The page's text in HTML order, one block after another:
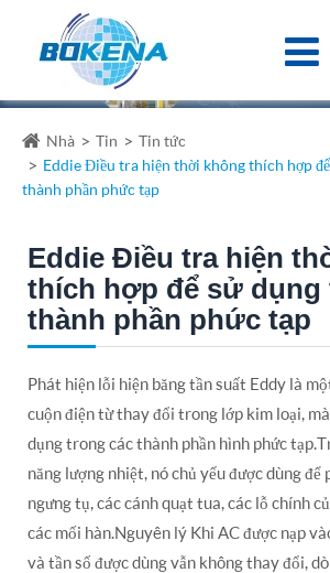
Nhà Tin
Tin tức
Eddie Điều tra hiện thời không thích hợp
thành phần phức tạp
Eddie Điều tra hiện
thích hợp để sử dụng
thành phần phức tạp
Phát hiện lỗi hiện băng tần suất Eddy là
cuộn điện từ thay đổi trong lớp kim loại,
dụng trong các thành phần hình phức
năng lượng nhiệt, nó chủ yếu được dùng để
ngưng tụ, các cánh quạt tua, các lỗ chính
các mối hàn.Nguyên lý Khi AC được nạp
và tần số được dùng vẫn không thay đổi,